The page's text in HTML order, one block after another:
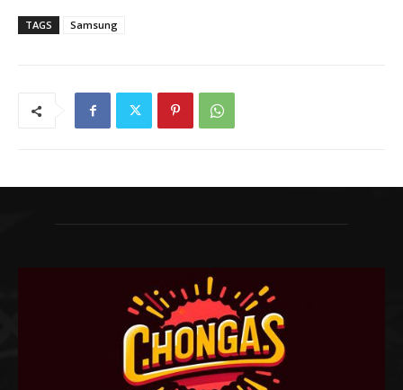
TAGS Samsung